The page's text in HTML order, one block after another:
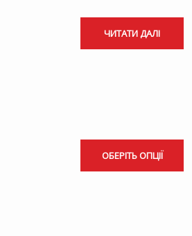
ЧИТАТИ ДАЛІ
ОБЕРІТЬ ОПЦІЇ